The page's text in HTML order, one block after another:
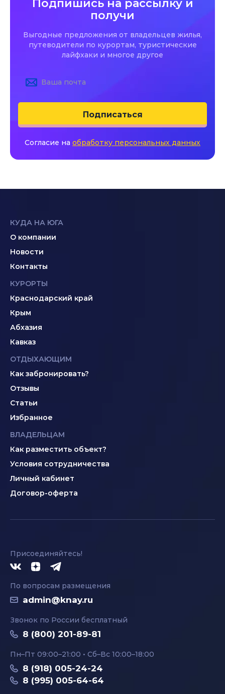
Подпишись на рассылку и
получи
Выгодные предложения от владельцев жилья,
путеводители по курортам, туристические
лайфхаки и многое другое
Подписаться
Согласие на обработку персональных данных
КУДА НА ЮГА
О компании
Новости
Контакты
КУРОРТЫ
Краснодарский край
Крым
Абхазия
Кавказ
ОТДЫХАЮЩИМ
Как забронировать?
Отзывы
Статьи
Избранное
ВЛАДЕЛЬЦАМ
Как разместить объект?
Условия сотрудничества
Личный кабинет
Договор-оферта
Присоединяйтесь!
По вопросам размещения
admin@knay.ru
Звонок по России бесплатный
8 (800) 201-89-81
Пн–Пт 09:00–21:00 • Сб–Вс 10:00–18:00
8 (918) 005-24-24
8 (995) 005-64-64